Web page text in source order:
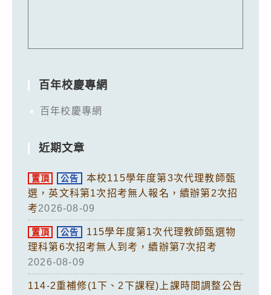
百年校慶專網
百年校慶專網
近期文章
置頂 公告
本校115學年度第3次代理教師甄
選，英文科第1次招考無人報名，續辦第2次招
考2026-08-09
置頂 公告
115學年度第1次代理教師甄選物
理科第6次招考無人到考，續辦第7次招考
2026-08-09
114-2重補修(1下、2下課程)上課時間調整公告